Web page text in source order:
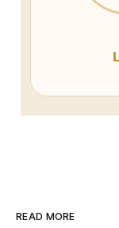
READ MORE